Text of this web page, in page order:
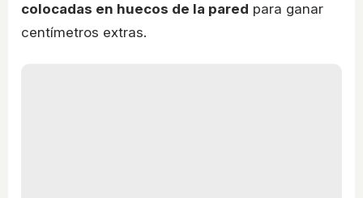
colocadas en huecos de la pared para ganar
centímetros extras.